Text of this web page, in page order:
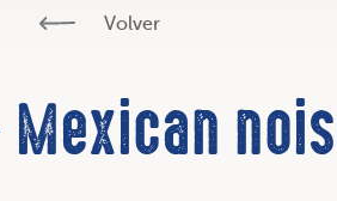
Volver
Mexican